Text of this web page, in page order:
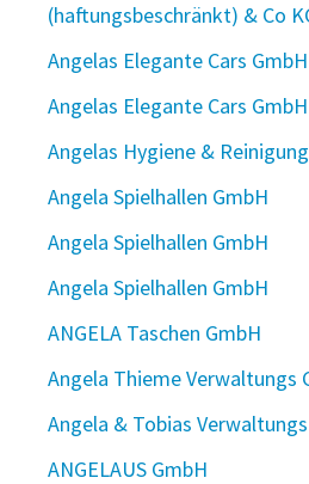
(haftungsbeschränkt) & Co
Angelas Elegante Cars GmbH
Angelas Elegante Cars GmbH
Angelas Hygiene &
Angela Spielhallen GmbH
Angela Spielhallen GmbH
Angela Spielhallen GmbH
ANGELA Taschen GmbH
Angela Thieme Verwaltungs
Angela & Tobias
ANGELAUS GmbH